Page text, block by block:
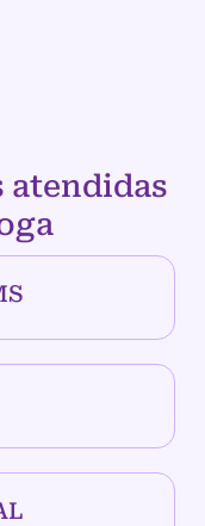
atendidas